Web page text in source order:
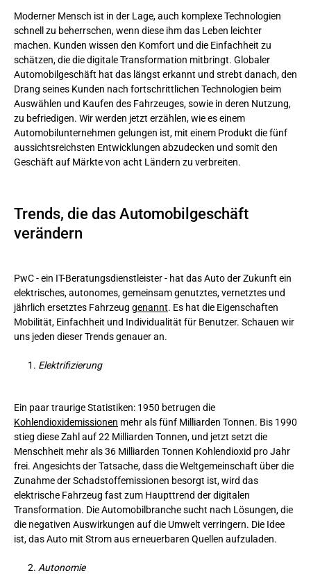
Ufodrive - eine Lösung für die Elektroautovermietung
Digitale Vermietung
Einfachheit und Bedienbarkeit
Was wir erreicht haben
Moderner Mensch ist in der Lage, auch komplexe Technologien
schnell zu beherrschen, wenn diese ihm das Leben leichter
machen. Kunden wissen den Komfort und die Einfachheit zu
schätzen, die die digitale Transformation mitbringt. Globaler
Automobilgeschäft hat das längst erkannt und strebt danach, den
Drang seines Kunden nach fortschrittlichen Technologien beim
Auswählen und Kaufen des Fahrzeuges, sowie in deren Nutzung,
zu befriedigen. Wir werden jetzt erzählen, wie es einem
Automobilunternehmen gelungen ist, mit einem Produkt die fünf
aussichtsreichsten Entwicklungen abzudecken und somit den
Geschäft auf Märkte von acht Ländern zu verbreiten.
Trends, die das Automobilgeschäft
verändern
PwC - ein IT-Beratungsdienstleister - hat das Auto der Zukunft ein
elektrisches, autonomes, gemeinsam genutztes, vernetztes und
jährlich ersetztes Fahrzeug genannt. Es hat die Eigenschaften
Mobilität, Einfachheit und Individualität für Benutzer. Schauen wir
uns jeden dieser Trends genauer an.
Elektrifizierung
Ein paar traurige Statistiken: 1950 betrugen die
Kohlendioxidemissionen mehr als fünf Milliarden Tonnen. Bis 1990
stieg diese Zahl auf 22 Milliarden Tonnen, und jetzt setzt die
Menschheit mehr als 36 Milliarden Tonnen Kohlendioxid pro Jahr
frei. Angesichts der Tatsache, dass die Weltgemeinschaft über die
Zunahme der Schadstoffemissionen besorgt ist, wird das
elektrische Fahrzeug fast zum Haupttrend der digitalen
Transformation. Die Automobilbranche sucht nach Lösungen, die
die negativen Auswirkungen auf die Umwelt verringern. Die Idee
ist, das Auto mit Strom aus erneuerbaren Quellen aufzuladen.
Autonomie